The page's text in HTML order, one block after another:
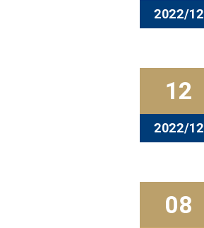
2022/12
12
2022/12
08